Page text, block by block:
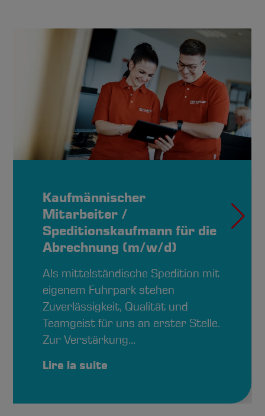
Kaufmännischer
Mitarbeiter /
Speditionskaufmann für die
Abrechnung (m/w/d)
Als mittelständische Spedition mit
eigenem Fuhrpark stehen
Zuverlässigkeit, Qualität und
Teamgeist für uns an erster Stelle.
Zur Verstärkung…
Lire la suite